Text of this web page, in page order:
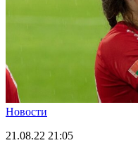
Новости
21.08.22 21:05